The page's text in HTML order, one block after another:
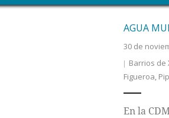
AGUA
30 de
Barrios de
Figueroa,
En la